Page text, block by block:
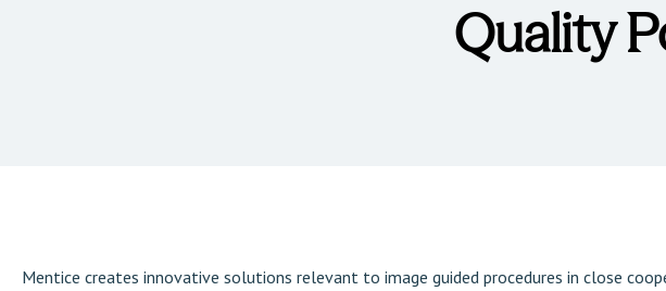
Quality
Mentice creates innovative solutions relevant to image guided procedures in close